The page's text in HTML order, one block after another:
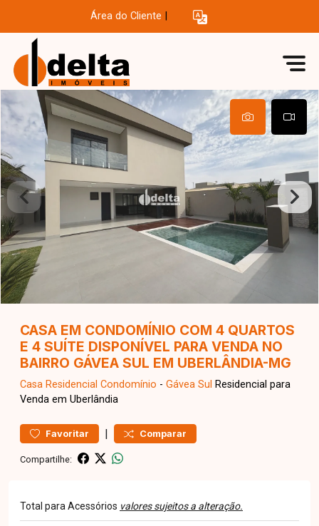
Área do Cliente
CASA EM CONDOMÍNIO COM 4 QUARTOS
E 4 SUÍTE DISPONÍVEL PARA VENDA NO
BAIRRO GÁVEA SUL EM UBERLÂNDIA-MG
Casa Residencial Condomínio - Gávea Sul Residencial para
Venda em Uberlândia
Favoritar | Comparar
Compartilhe:
Total para Acessórios valores sujeitos a alteração.